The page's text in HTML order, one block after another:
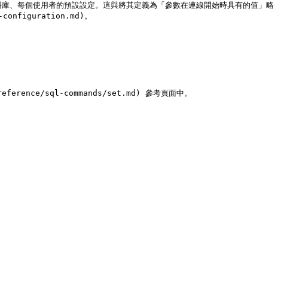
、每個使用者的預設設定。這與將其定義為「參數在連線開始時具有的值」略
configuration.md)。
sql-commands/set.md) 參考頁面中。